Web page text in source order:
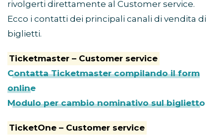
rivolgerti direttamente al Customer service.
Ecco i contatti dei principali canali di vendita di
biglietti.
Ticketmaster – Customer service
Contatta Ticketmaster compilando il form
online
Modulo per cambio nominativo sul biglietto
TicketOne – Customer service